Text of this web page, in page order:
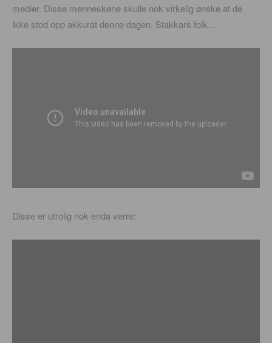
medier. Disse menneskene skulle nok virkelig ønske at de
ikke stod opp akkurat denne dagen. Stakkars folk…
Disse er utrolig nok enda verre: